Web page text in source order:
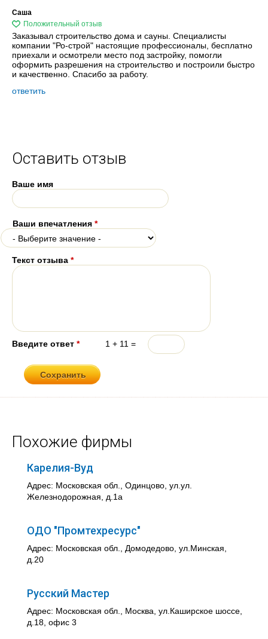
Саша
Заказывал строительство дома и сауны. Специалисты
компании "Ро-строй" настоящие профессионалы, бесплатно
приехали и осмотрели место под застройку, помогли
оформить разрешения на строительство и построили быстро
и качественно. Спасибо за работу.
ответить
Оставить отзыв
Ваше имя
Ваши впечатления *
Текст отзыва *
Введите ответ * 1 + 11 =
Похожие фирмы
Карелия-Вуд
Адрес: Московская обл., Одинцово, ул.ул.
Железнодорожная, д.1а
ОДО "Промтехресурс"
Адрес: Московская обл., Домодедово, ул.Минская,
д.20
Русский Мастер
Адрес: Московская обл., Москва, ул.Каширское шоссе,
д.18, офис 3